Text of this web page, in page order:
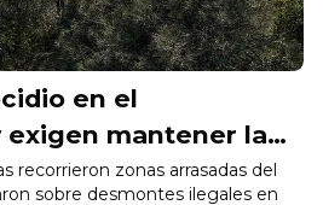
en el
exigen mantener la
la “mafia del
recorrieron zonas arrasadas del
sobre desmontes ilegales en